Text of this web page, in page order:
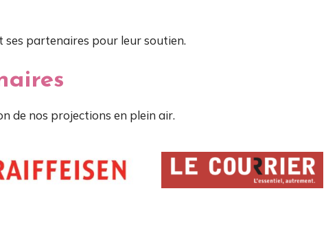
ses partenaires pour leur soutien.
de nos projections en plein air.